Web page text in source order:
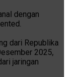
dengan
dari Republika
2025,
jaringan